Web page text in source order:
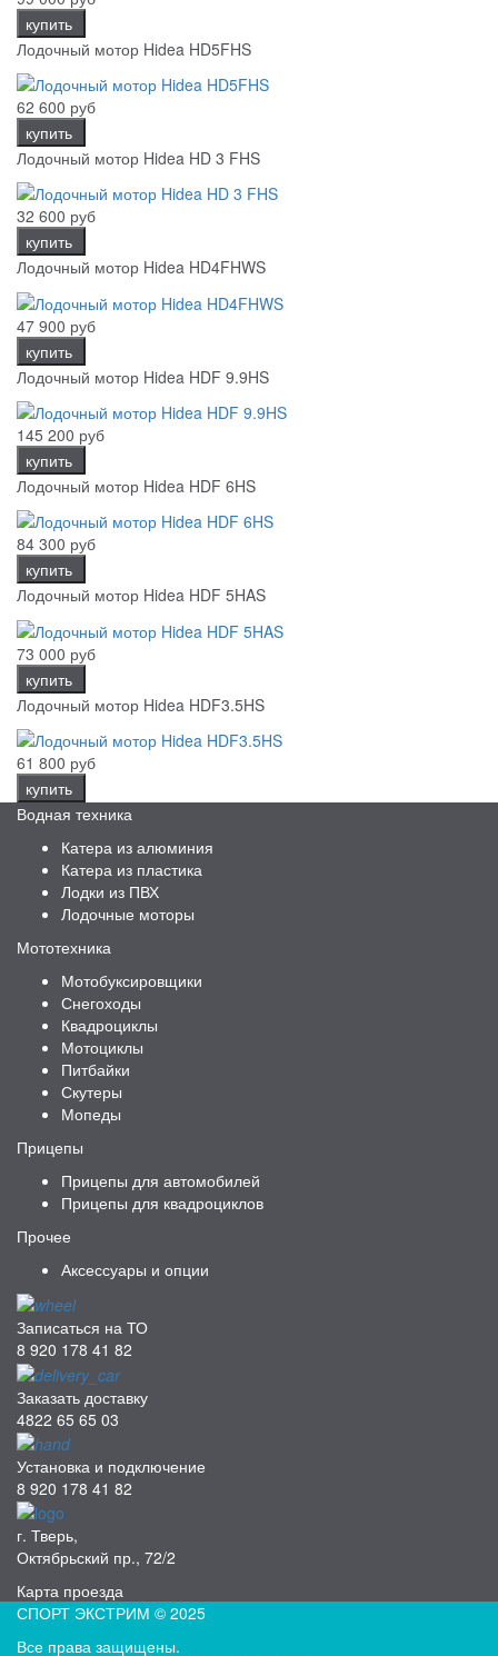
купить
Лодочный мотор Hidea HD5FHS
62 600 руб
купить
Лодочный мотор Hidea HD 3 FHS
32 600 руб
купить
Лодочный мотор Hidea HD4FHWS
47 900 руб
купить
Лодочный мотор Hidea HDF 9.9HS
145 200 руб
купить
Лодочный мотор Hidea HDF 6HS
84 300 руб
купить
Лодочный мотор Hidea HDF 5HAS
73 000 руб
купить
Лодочный мотор Hidea HDF3.5HS
61 800 руб
купить
Водная техника
Катера из алюминия
Катера из пластика
Лодки из ПВХ
Лодочные моторы
Мототехника
Мотобуксировщики
Снегоходы
Квадроциклы
Мотоциклы
Питбайки
Скутеры
Мопеды
Прицепы
Прицепы для автомобилей
Прицепы для квадроциклов
Прочее
Аксессуары и опции
Записаться на ТО
8 920 178 41 82
Заказать доставку
4822 65 65 03
Установка и подключение
8 920 178 41 82
г. Тверь,
Октябрьский пр., 72/2
Карта проезда
СПОРТ ЭКСТРИМ © 2025
Все права защищены.